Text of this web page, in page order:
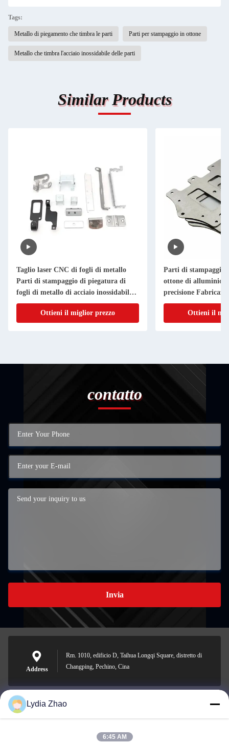
Tags:
Metallo di piegamento che timbra le parti Parti per stampaggio in ottone
Metallo che timbra l'acciaio inossidabile delle parti
Similar Products
Taglio laser CNC di fogli di metallo
Parti di stampaggio di piegatura di
fogli di metallo di acciaio inossidabile
di alluminio
Ottieni il miglior prezzo
Parti di stampaggio
ottone di alluminio
precisione
metallo su misura
Ottieni il
contatto
Invia
Address
Rm. 1010, edificio D, Taihua Longqi Square, distretto di
Changping, Pechino, Cina
jesingd@vip.sina.com
Lydia Zhao
6:45 AM